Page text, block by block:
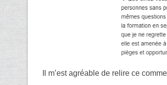
Il m’est agréable de relire ce